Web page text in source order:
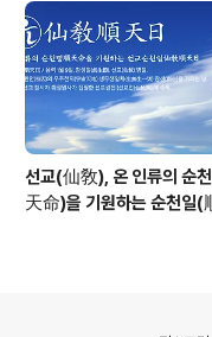
열린학당
선교(仙敎), 온 인류의 순
天命)을 기원하는 순천일(